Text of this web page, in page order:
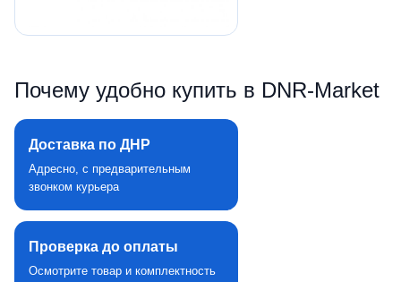
Почему удобно купить в DNR‑Market
Доставка по ДНР
Адресно, с предварительным
звонком курьера
Проверка до оплаты
Осмотрите товар и комплектность